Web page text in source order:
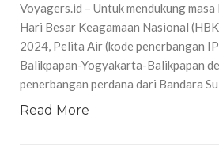
Voyagers.id – Untuk mendukung
Hari Besar Keagamaan Nasional
2024, Pelita Air (kode penerbangan
Balikpapan-Yogyakarta-Balikpapan
penerbangan perdana dari Bandara
Read More